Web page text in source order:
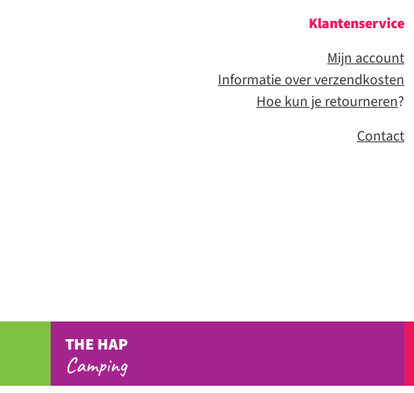
Klantenservice
Mijn account
Informatie over verzendkosten
Hoe kun je retourneren?
Contact
THE HAP
Camping